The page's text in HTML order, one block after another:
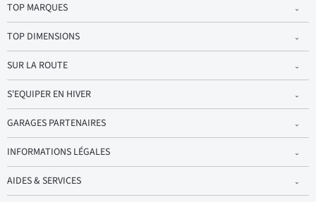
TOP MARQUES
TOP DIMENSIONS
SUR LA ROUTE
S'EQUIPER EN HIVER
GARAGES PARTENAIRES
INFORMATIONS LÉGALES
AIDES & SERVICES